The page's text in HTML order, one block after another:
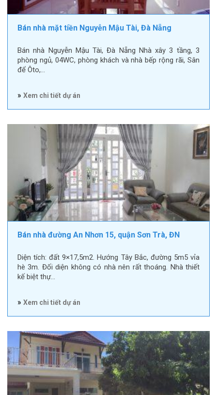
Bán nhà mặt tiền Nguyễn Mậu Tài, Đà Nẵng
Bán nhà Nguyễn Mậu Tài, Đà Nẵng Nhà xây 3 tầng, 3
phòng ngủ, 04WC, phòng khách và nhà bếp rộng rãi, Sân
để Ôto,…
» Xem chi tiết dự án
Bán nhà đường An Nhơn 15, quận Sơn Trà, ĐN
Diện tích: đất 9×17,5m2. Hướng Tây Bắc, đường 5m5 vỉa
hè 3m. Đối diện không có nhà nên rất thoáng. Nhà thiết
kế biệt thự…
» Xem chi tiết dự án